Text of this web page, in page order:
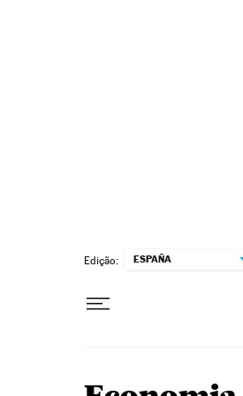
Edição: ESPAÑA